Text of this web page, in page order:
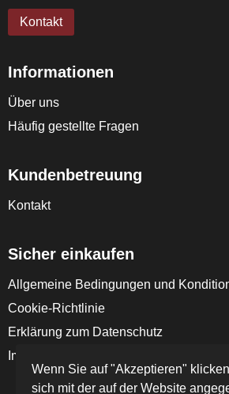
Kontakt
Informationen
Über uns
Häufig gestellte Fragen
Kundenbetreuung
Kontakt
Sicher einkaufen
Allgemeine Bedingungen und
Cookie-Richtlinie
Erklärung zum Datenschutz
Impressum
Wenn Sie auf "Akzeptieren"
sich mit der auf der Website